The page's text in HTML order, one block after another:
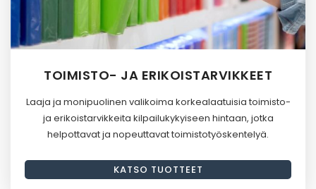
TOIMISTO- JA ERIKOISTARVIKKEET
Laaja ja monipuolinen valikoima korkealaatuisia toimisto-
ja erikoistarvikkeita kilpailukykyiseen hintaan, jotka
helpottavat ja nopeuttavat toimistotyöskentelyä.
KATSO TUOTTEET